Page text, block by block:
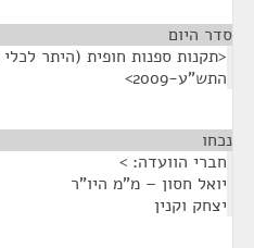
סדר היום
<תקנות ספנות חופית (היתר
התש"ע-2009>
נכחו
חברי הוועדה: >
יואל חסון – מ"מ היו"ר
יצחק וקנין